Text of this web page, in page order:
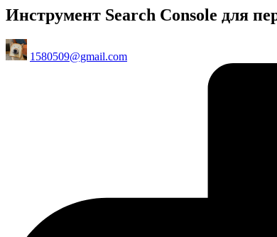
Инструмент Search Console для
Posted
by
1580509@gmail.com